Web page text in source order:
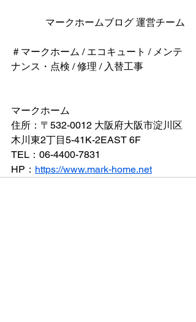
マークホームブログ 運営チーム
＃マークホーム / エコキュート / メンテ
ナンス・点検 / 修理 / 入替工事
マークホーム
住所：〒532-0012 大阪府大阪市淀川区
木川東2丁目5-41K-2EAST 6F
TEL：06-4400-7831
HP： https://www.mark-home.net